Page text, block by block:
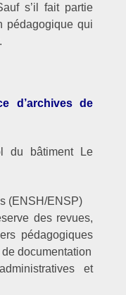
s’il fait partie
pédagogique qui
d’archives de
du bâtiment Le
(ENSH/ENSP)
des revues,
pédagogiques
documentation
et